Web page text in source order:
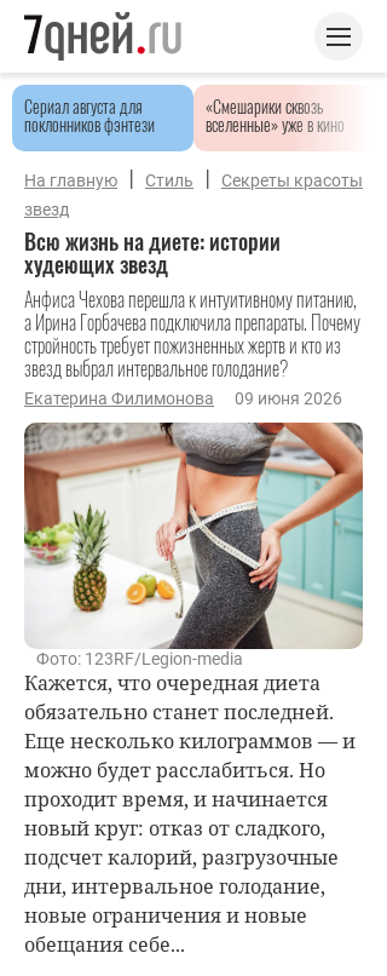
Сериал августа для
поклонников фэнтези
«Смешарики сквозь
вселенные» уже в кино
На главную | Стиль |
Секреты красоты
звезд
Всю жизнь на диете: истории
худеющих звезд
Анфиса Чехова перешла к интуитивному питанию,
а Ирина Горбачева подключила препараты. Почему
стройность требует пожизненных жертв и кто из
звезд выбрал интервальное голодание?
Екатерина Филимонова 09 июня 2026
Фото: 123RF/Legion-media
Кажется, что очередная диета
обязательно станет последней.
Еще несколько килограммов — и
можно будет расслабиться. Но
проходит время, и начинается
новый круг: отказ от сладкого,
подсчет калорий, разгрузочные
дни, интервальное голодание,
новые ограничения и новые
обещания себе...